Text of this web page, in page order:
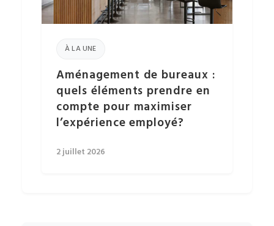
À LA UNE
Aménagement de bureaux :
quels éléments prendre en
compte pour maximiser
l’expérience employé?
2 juillet 2026